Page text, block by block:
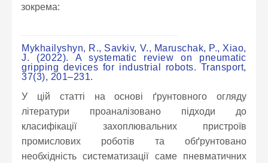
зокрема:
Mykhailyshyn, R., Savkiv, V., Maruschak, P., Xiao,
J. (2022). A systematic review on pneumatic
gripping devices for industrial robots. Transport,
37(3), 201–231.
У цій статті на основі ґрунтовного огляду
літератури проаналізовано підходи до
класифікації захоплювальних пристроїв
промислових роботів та обґрунтовано
необхідність систематизації саме пневматичних